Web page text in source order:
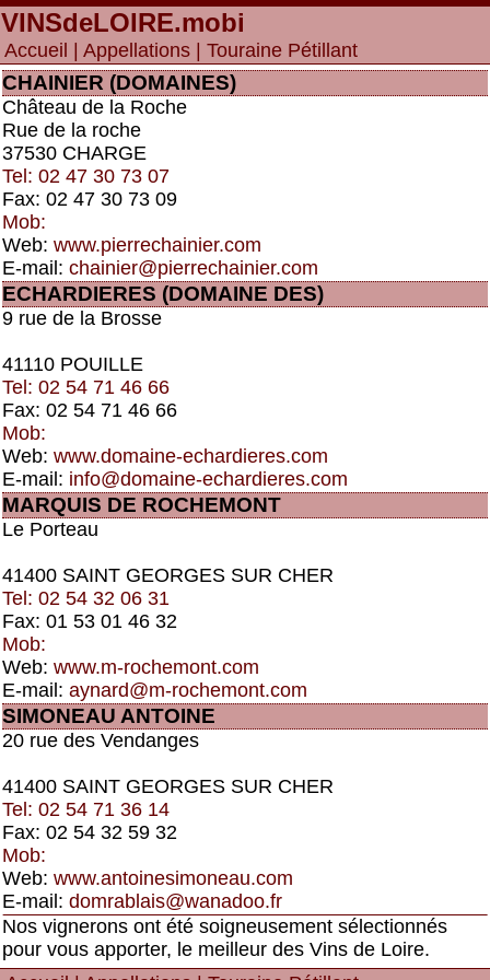
VINSdeLOIRE.mobi
Accueil Appellations | Touraine Pétillant
CHAINIER (DOMAINES)
Château de la Roche
Rue de la roche
37530 CHARGE
Tel: 02 47 30 73 07
Fax: 02 47 30 73 09
Mob:
Web: www.pierrechainier.com
E-mail: chainier@pierrechainier.com
ECHARDIERES (DOMAINE DES)
9 rue de la Brosse
41110 POUILLE
Tel: 02 54 71 46 66
Fax: 02 54 71 46 66
Mob:
Web: www.domaine-echardieres.com
E-mail: info@domaine-echardieres.com
MARQUIS DE ROCHEMONT
Le Porteau
41400 SAINT GEORGES SUR CHER
Tel: 02 54 32 06 31
Fax: 01 53 01 46 32
Mob:
Web: www.m-rochemont.com
E-mail: aynard@m-rochemont.com
SIMONEAU ANTOINE
20 rue des Vendanges
41400 SAINT GEORGES SUR CHER
Tel: 02 54 71 36 14
Fax: 02 54 32 59 32
Mob:
Web: www.antoinesimoneau.com
E-mail: domrablais@wanadoo.fr
Nos vignerons ont été soigneusement sélectionnés
pour vous apporter, le meilleur des Vins de Loire.